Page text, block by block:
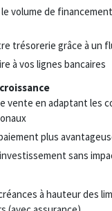
volume de
trésorerie grâce à un
à vos lignes bancaires
vente en adaptant les
plus
sans
à hauteur des